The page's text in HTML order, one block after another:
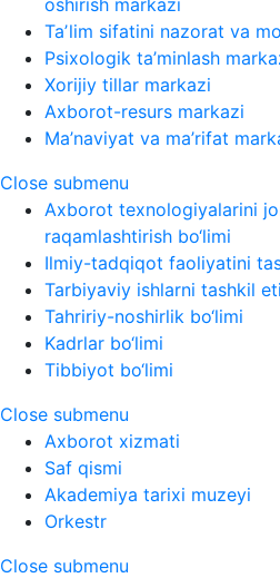
oshirish markazi
Taʼlim sifatini nazorat va
Psixologik ta’minlash
Xorijiy tillar markazi
Axborot-resurs markazi
Ma’naviyat va ma’rifat
Close submenu
Axborot texnologiyalarini
raqamlashtirish bo‘limi
Ilmiy-tadqiqot faoliyatini
Tarbiyaviy ishlarni tashkil
Tahririy-noshirlik bo‘limi
Kadrlar bo‘limi
Tibbiyot bo‘limi
Close submenu
Axborot xizmati
Saf qismi
Akademiya tarixi muzeyi
Orkestr
Close submenu